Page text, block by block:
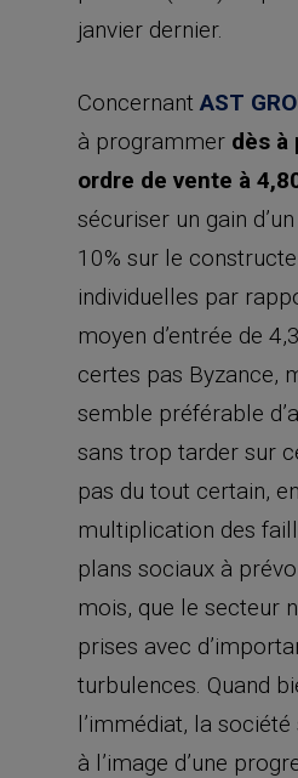
janvier dernier.
ConcernantAST
à programmer dès à
ordre de vente à
sécuriser un gain
10% sur le
individuelles par
moyen d’entrée de
certes pas Byzance,
semble préférable
sans trop tarder sur
pas du tout certain,
multiplication des
plans sociaux à
mois, que le secteur
prises avec
turbulences. Quand
l’immédiat, la
à l’image d’une